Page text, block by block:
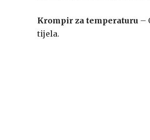
Krompir za temperaturu –
tijela.